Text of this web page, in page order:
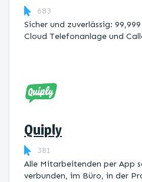
683
Sicher und zuverlässig:
Cloud Telefonanlage und
Quiply
381
Alle Mitarbeitenden per App
verbunden, im Büro, in der